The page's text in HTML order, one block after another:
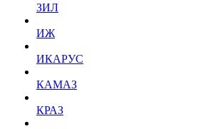
ЗИЛ
ИЖ
ИКАРУС
КАМАЗ
КРАЗ